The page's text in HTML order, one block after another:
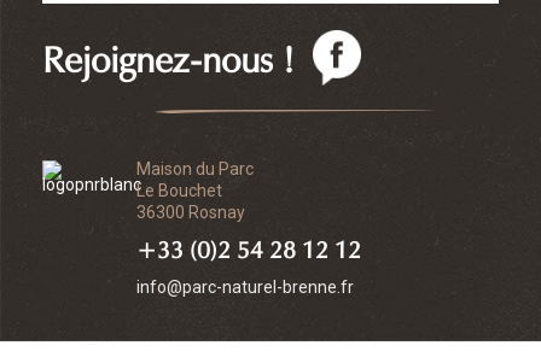
Maison du Parc
Le Bouchet
36300 Rosnay
+33 (0)2 54 28 12 12
info@parc-naturel-brenne.fr
Rejoignez-nous !